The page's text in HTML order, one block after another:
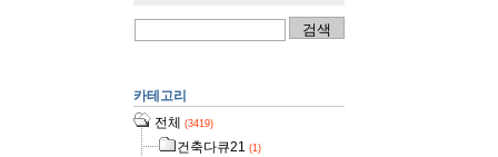
카테고리
전체 (3419)
건축다큐21 (1)